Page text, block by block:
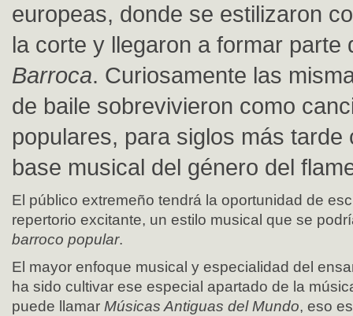
europeas, donde se estilizaron
la corte y llegaron a formar parte
Barroca. Curiosamente las
de baile sobrevivieron como
populares, para siglos más tarde
base musical del género del
El público extremeño tendrá la oportunidad de
repertorio excitante, un estilo musical que se
barroco popular.
El mayor enfoque musical y especialidad del
ha sido cultivar ese especial apartado de la
puede llamar Músicas Antiguas del Mundo, eso